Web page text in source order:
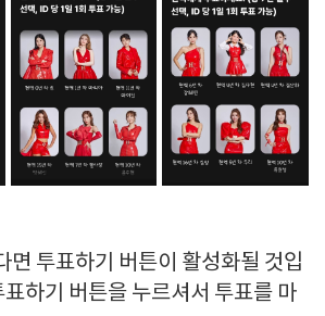
면 투표하기 버튼이 활성화될 것입
하기 버튼을 누르셔서 투표를 마